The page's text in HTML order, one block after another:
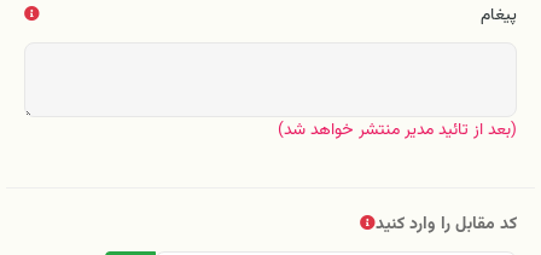
پیغام
(بعد از تائید مدیر منتشر خواهد شد)
کد مقابل را وارد کنید